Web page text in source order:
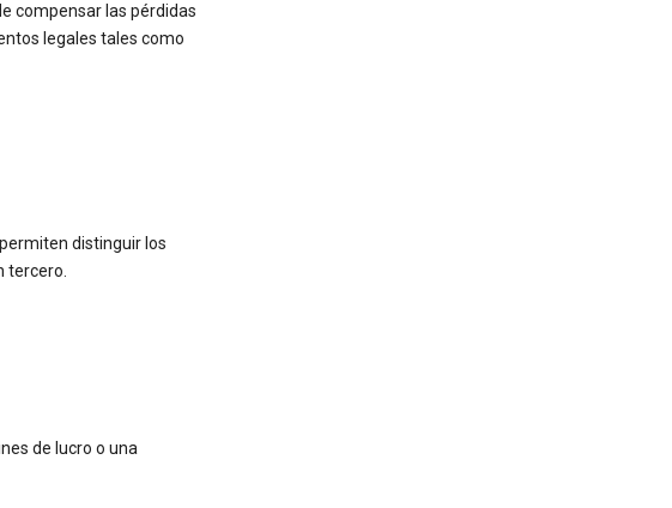
compensar las pérdidas
legales tales como
distinguir los
tercero.
de lucro o una